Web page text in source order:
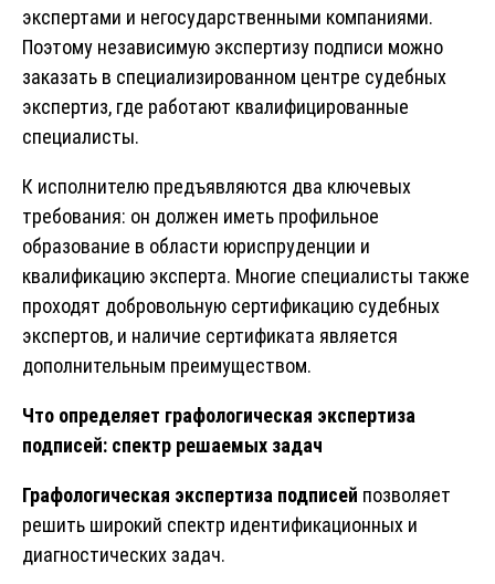
экспертами и негосударственными компаниями.
Поэтому независимую экспертизу подписи можно
заказать в специализированном центре судебных
экспертиз, где работают квалифицированные
специалисты.
К исполнителю предъявляются два ключевых
требования: он должен иметь профильное
образование в области юриспруденции и
квалификацию эксперта. Многие специалисты также
проходят добровольную сертификацию судебных
экспертов, и наличие сертификата является
дополнительным преимуществом.
Что определяет графологическая экспертиза
подписей: спектр решаемых задач
Графологическая экспертиза подписей позволяет
решить широкий спектр идентификационных и
диагностических задач.